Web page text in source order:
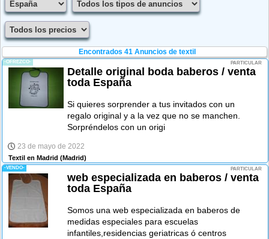
Encontrados 41 Anuncios de textil
-OFREZCO- PARTICULAR
Detalle original boda baberos / venta
toda España
Si quieres sorprender a tus invitados con un
regalo original y a la vez que no se manchen.
Sorpréndelos con un origi
23 de mayo de 2022
Textil en Madrid (Madrid)
-VENDO- PARTICULAR
web especializada en baberos / venta
toda España
Somos una web especializada en baberos de
medidas especiales para escuelas
infantiles,residencias geriatricas ó centros